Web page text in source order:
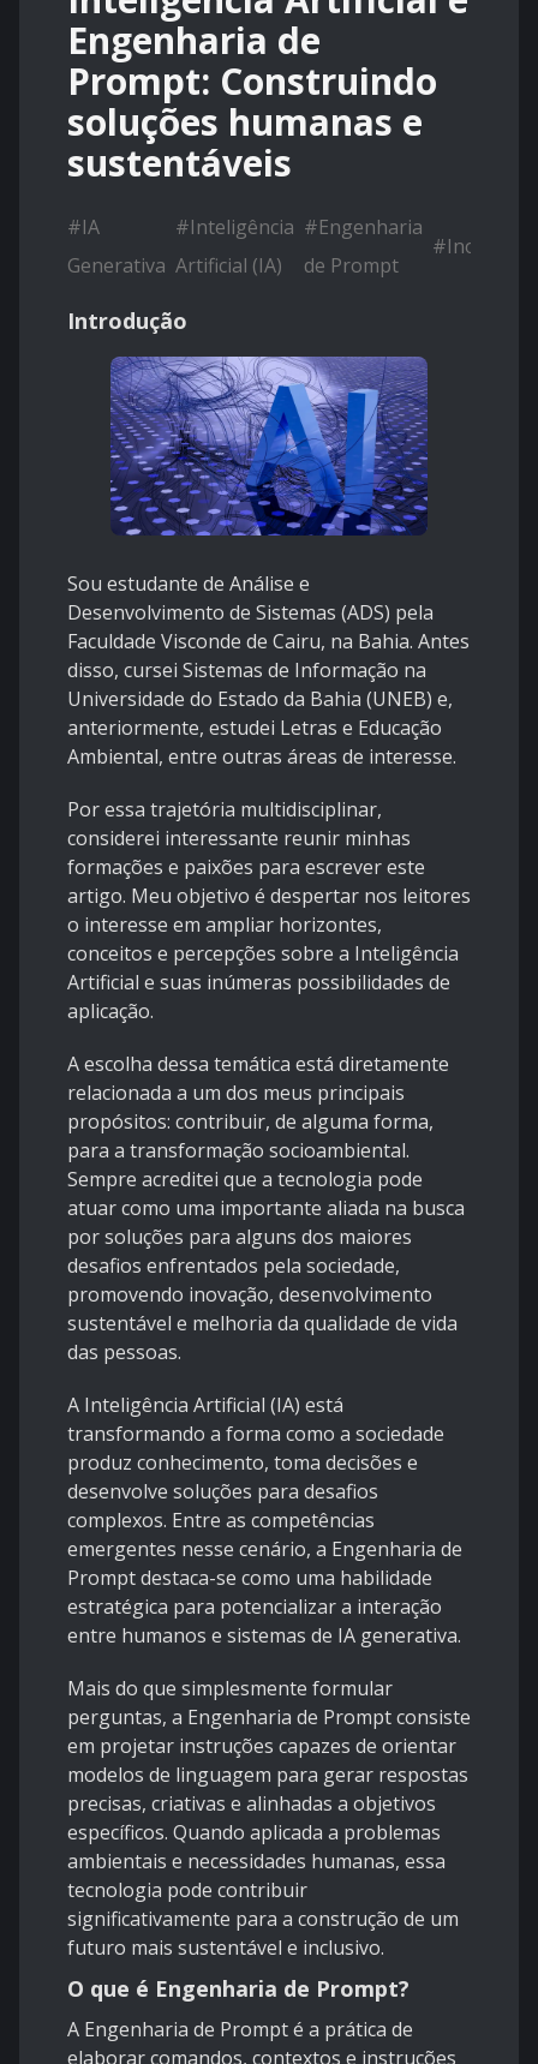
Engenharia de
Prompt: Construindo
soluções humanas e
sustentáveis
#IA
Generativa
#Inteligência
Artificial (IA)
#Engenharia
de Prompt
#Inovação
Introdução
Sou estudante de Análise e
Desenvolvimento de Sistemas (ADS) pela
Faculdade Visconde de Cairu, na Bahia. Antes
disso, cursei Sistemas de Informação na
Universidade do Estado da Bahia (UNEB) e,
anteriormente, estudei Letras e Educação
Ambiental, entre outras áreas de interesse.
Por essa trajetória multidisciplinar,
considerei interessante reunir minhas
formações e paixões para escrever este
artigo. Meu objetivo é despertar nos leitores
o interesse em ampliar horizontes,
conceitos e percepções sobre a Inteligência
Artificial e suas inúmeras possibilidades de
aplicação.
A escolha dessa temática está diretamente
relacionada a um dos meus principais
propósitos: contribuir, de alguma forma,
para a transformação socioambiental.
Sempre acreditei que a tecnologia pode
atuar como uma importante aliada na busca
por soluções para alguns dos maiores
desafios enfrentados pela sociedade,
promovendo inovação, desenvolvimento
sustentável e melhoria da qualidade de vida
das pessoas.
A Inteligência Artificial (IA) está
transformando a forma como a sociedade
produz conhecimento, toma decisões e
desenvolve soluções para desafios
complexos. Entre as competências
emergentes nesse cenário, a Engenharia de
Prompt destaca-se como uma habilidade
estratégica para potencializar a interação
entre humanos e sistemas de IA generativa.
Mais do que simplesmente formular
perguntas, a Engenharia de Prompt consiste
em projetar instruções capazes de orientar
modelos de linguagem para gerar respostas
precisas, criativas e alinhadas a objetivos
específicos. Quando aplicada a problemas
ambientais e necessidades humanas, essa
tecnologia pode contribuir
significativamente para a construção de um
futuro mais sustentável e inclusivo.
O que é Engenharia de Prompt?
A Engenharia de Prompt é a prática de
elaborar comandos, contextos e instruções